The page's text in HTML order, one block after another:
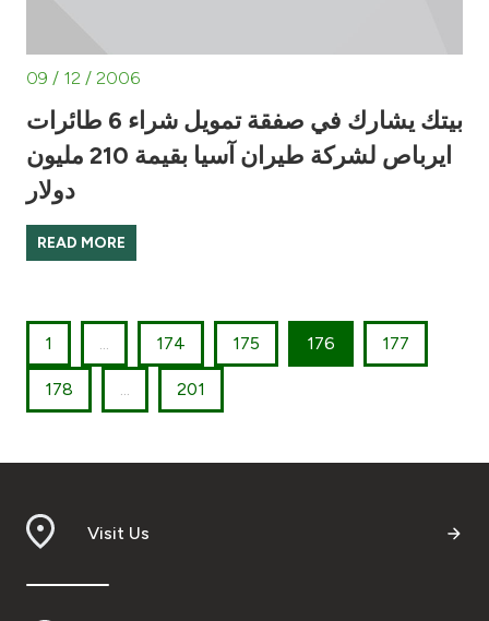
09 / 12 / 2006
بيتك يشارك في صفقة تمويل شراء 6 طائرات
ايرباص لشركة طيران آسيا بقيمة 210 مليون
دولار
READ MORE
1 ... 174 175 176 177
178 ... 201
Visit Us